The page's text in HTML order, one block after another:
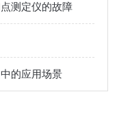
测定仪的故障
的应用场景